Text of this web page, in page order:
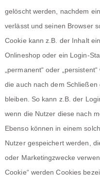
gelöscht werden, nachdem
verlässt und seinen Browser
Cookie kann z.B. der Inhalt
Onlineshop oder ein Login-
„permanent“ oder
die auch nach dem
bleiben. So kann z.B. der
wenn die Nutzer diese nach
Ebenso können in einem
Nutzer gespeichert werden,
oder Marketingzwecke
Cookie“ werden Cookies